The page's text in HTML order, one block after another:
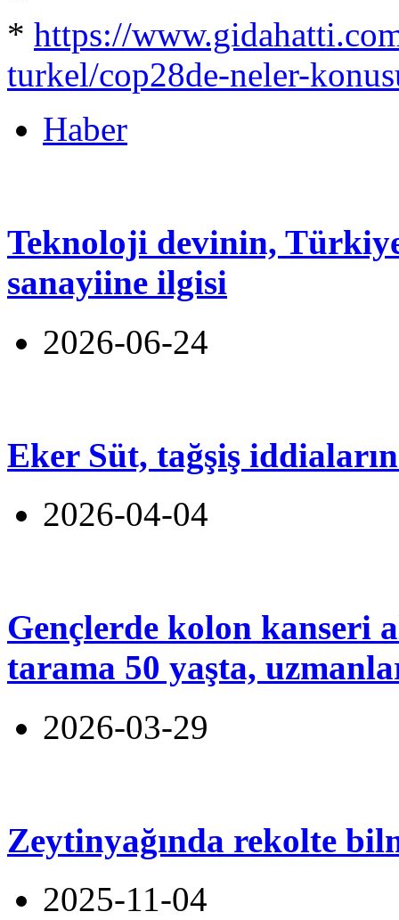
* https://
turkel/cop28de-neler-
Haber
Teknoloji devinin,
sanayiine ilgisi
2026-06-24
Eker Süt, tağşiş
2026-04-04
Gençlerde kolon kanseri
tarama 50 yaşta,
2026-03-29
Zeytinyağında rekolte
2025-11-04